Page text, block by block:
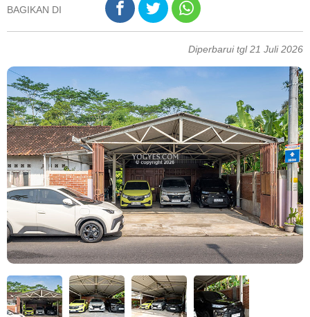
BAGIKAN DI
Diperbarui tgl 21 Juli 2026